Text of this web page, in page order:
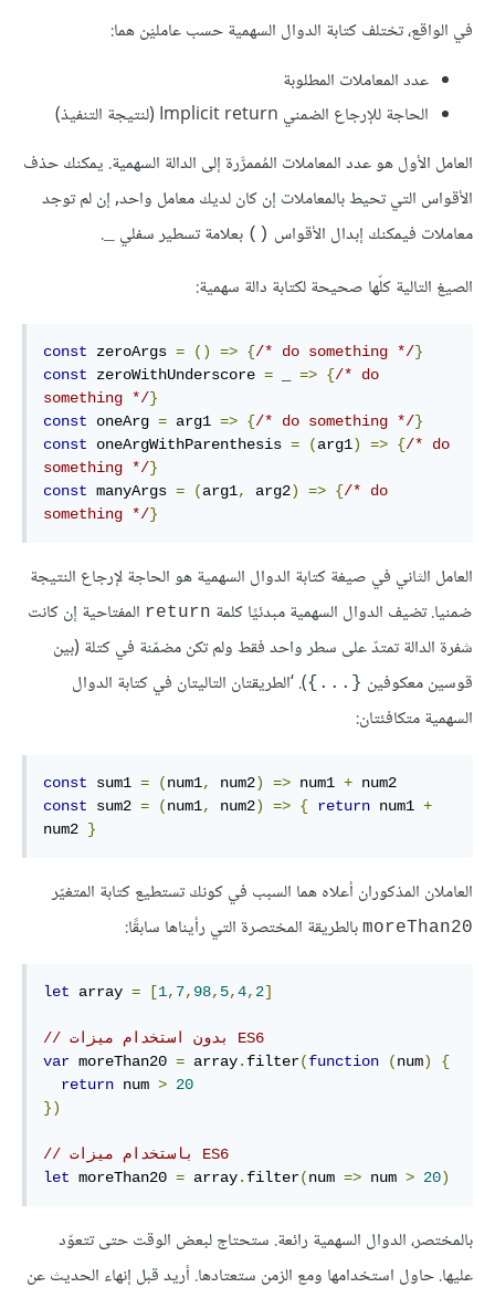
في الواقع، تختلف كتابة الدوال السهمية حسب عامليْن هما:
عدد المعاملات المطلوبة
الحاجة للإرجاع الضمني Implicit return (لنتيجة التنفيذ)
العامل الأول هو عدد المعاملات المُممرَّرة إلى الدالة السهمية. يمكنك حذف
الأقواس التي تحيط بالمعاملات إن كان لديك معامل واحد, إن لم توجد
معاملات فيمكنك إبدال الأقواس () بعلامة تسطير سفلي .
الصيغ التالية كلّها صحيحة لكتابة دالة سهمية:
const zeroArgs = () => {/* do something */}
const zeroWithUnderscore = => {/* do
something */}
const oneArg = arg1 => {/* do something */}
const
oneArgWithParenthesis = (arg1) => {/* do
something */}
const manyArgs = (arg1, arg2) => {/* do
something */}
العامل الثاني في صيغة كتابة الدوال السهمية هو الحاجة لإرجاع النتيجة
ضمنيا. تضيف الدوال السهمية مبدئيًا كلمة return المفتاحية إن كانت
شفرة الدالة تمتدّ على سطر واحد فقط ولم تكن مضمّنة في كتلة (بين
قوسين معكوفين {...}). ‘الطريقتان التاليتان في كتابة الدوال
السهمية متكافئتان:
const sum1 = (num1, num2) => num1 +
const
sum2 = (num1, num2) => { return num1 +
num2 }
العاملان المذكوران أعلاه هما السبب في كونك تستطيع كتابة المتغيّر
moreThan20 بالطريقة المختصرة التي رأيناها سابقًا:
let array = [1, 7, 98, 5,4, 2]
// بدون استخدام ميزات ES6
var moreThan20 = array. filter(function (num)
{
return num > 20
})
// باستخدام ميزات ES6
let moreThan20 = array. filter(num => num > 20)
بالمختصر، الدوال السهمية رائعة. ستحتاج لبعض الوقت حتى تتعوّد
عليها. حاول استخدامها ومع الزمن ستعتادها. أريد قبل إنهاء الحديث عن